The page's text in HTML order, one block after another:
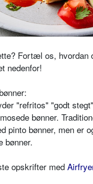
Fortæl os, hvordan
nedenfor!
"refritos" "godt
bønner.
pinto bønner, men er
bønner.
opskrifter med